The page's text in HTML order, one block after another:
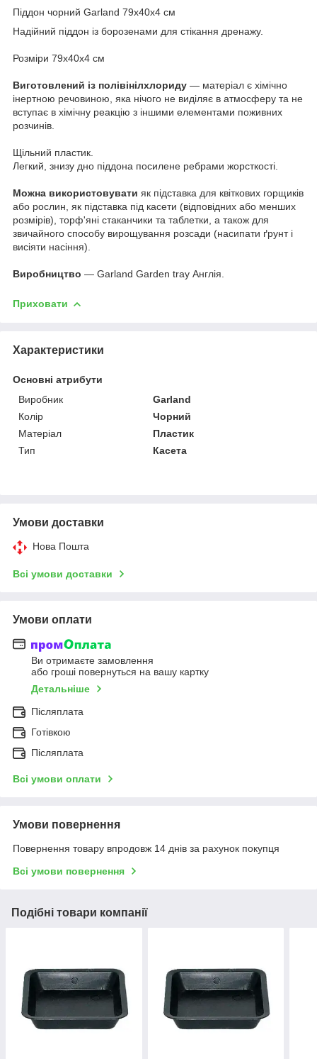
Піддон чорний Garland 79х40х4 см
Надійний піддон із борозенами для стікання дренажу.
Розміри 79х40х4 см
Виготовлений із полівінілхлориду — матеріал є хімічно
інертною речовиною, яка нічого не виділяє в атмосферу та не
вступає в хімічну реакцію з іншими елементами поживних
розчинів.
Щільний пластик.
Легкий, знизу дно піддона посилене ребрами жорсткості.
Можна використовувати як підставка для квіткових горщиків
або рослин, як підставка під касети (відповідних або менших
розмірів), торф'яні стаканчики та таблетки, а також для
звичайного способу вирощування розсади (насипати ґрунт і
висіяти насіння).
Виробництво — Garland Garden tray Англія.
Приховати
Характеристики
Основні атрибути
Виробник
Garland
Колір
Чорний
Матеріал
Пластик
Тип
Касета
Умови доставки
Нова Пошта
Всі умови доставки
Умови оплати
Ви отримаєте замовлення
або гроші повернуться на вашу картку
Детальніше
Післяплата
Готівкою
Післяплата
Всі умови оплати
Умови повернення
Повернення товару впродовж 14 днів за рахунок покупця
Всі умови повернення
Подібні товари компанії